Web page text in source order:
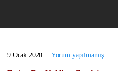
9 Ocak 2020 Yorum yapılmamış